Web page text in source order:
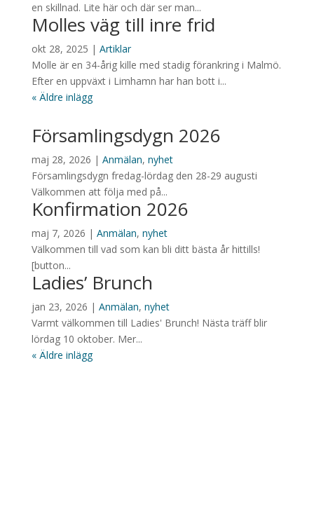
en skillnad. Lite här och där ser man...
Molles väg till inre frid
okt 28, 2025 | Artiklar
Molle är en 34-årig kille med stadig förankring i Malmö.
Efter en uppväxt i Limhamn har han bott i...
« Äldre inlägg
Församlingsdygn 2026
maj 28, 2026 | Anmälan, nyhet
Församlingsdygn fredag-lördag den 28-29 augusti
Välkommen att följa med på...
Konfirmation 2026
maj 7, 2026 | Anmälan, nyhet
Välkommen till vad som kan bli ditt bästa år hittills!
[button...
Ladies’ Brunch
jan 23, 2026 | Anmälan, nyhet
Varmt välkommen till Ladies' Brunch! Nästa träff blir
lördag 10 oktober. Mer...
« Äldre inlägg